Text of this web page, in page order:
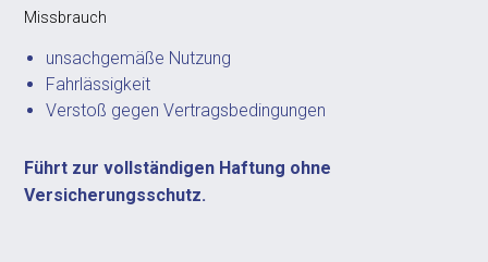
Missbrauch
unsachgemäße Nutzung
Fahrlässigkeit
Verstoß gegen Vertragsbedingungen
Führt zur vollständigen Haftung ohne
Versicherungsschutz.